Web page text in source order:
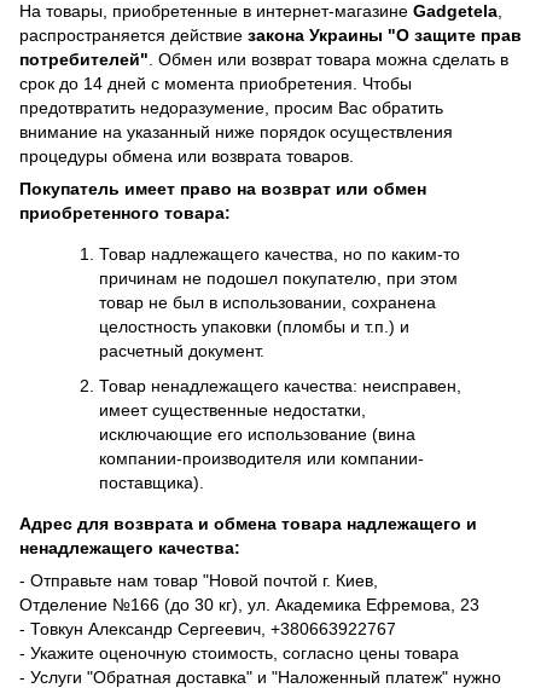
На товары, приобретенные в интернет-магазине Gadgetela,
распространяется действие закона Украины "О защите прав
потребителей". Обмен или возврат товара можна сделать в
срок до 14 дней с момента приобретения. Чтобы
предотвратить недоразумение, просим Вас обратить
внимание на указанный ниже порядок осуществления
процедуры обмена или возврата товаров.
Покупатель имеет право на возврат или обмен
приобретенного товара:
Товар надлежащего качества, но по каким-то
причинам не подошел покупателю, при этом
товар не был в использовании, сохранена
целостность упаковки (пломбы и т.п.) и
расчетный документ.
Товар ненадлежащего качества: неисправен,
имеет существенные недостатки,
исключающие его использование (вина
компании-производителя или компании-
поставщика).
Адрес для возврата и обмена товара надлежащего и
ненадлежащего качества:
- Отправьте нам товар "Новой почтой г. Киев,
Отделение №166 (до 30 кг), ул. Академика Ефремова, 23
- Товкун Александр Сергеевич, +380663922767
- Укажите оценочную стоимость, согласно цены товара
- Услуги "Обратная доставка" и "Наложенный платеж" нужно